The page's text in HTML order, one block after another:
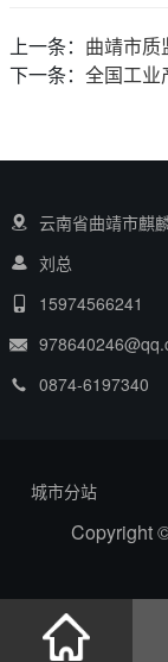
上一条： 曲靖市质
下一条： 全国工业
云南省曲靖市麒
刘总
15974566241
0874-6197340
城市分站
Copyright